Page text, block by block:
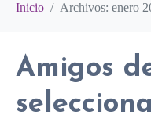
Inicio Archivos: enero
Amigos